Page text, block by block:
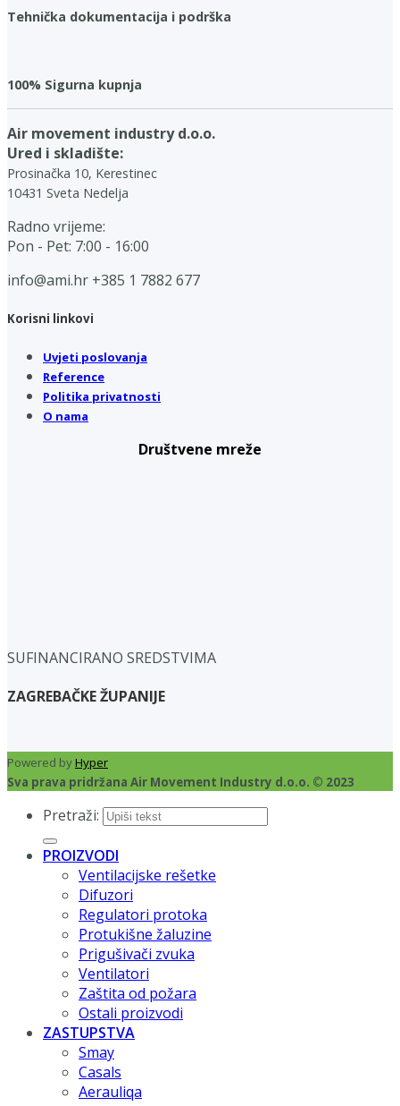
Tehnička dokumentacija i podrška
100% Sigurna kupnja
Air movement industry d.o.o.
Ured i skladište:
Prosinačka 10, Kerestinec
10431 Sveta Nedelja
Radno vrijeme:
Pon - Pet: 7:00 - 16:00
info@ami.hr +385 1 7882 677
Korisni linkovi
Uvjeti poslovanja
Reference
Politika privatnosti
O nama
Društvene mreže
SUFINANCIRANO SREDSTVIMA
ZAGREBAČKE ŽUPANIJE
Powered byHyper
Sva prava pridržana Air Movement Industry d.o.o. © 2023
Pretraži:
PROIZVODI
Ventilacijske rešetke
Difuzori
Regulatori protoka
Protukišne žaluzine
Prigušivači zvuka
Ventilatori
Zaštita od požara
Ostali proizvodi
ZASTUPSTVA
Smay
Casals
Aerauliqa